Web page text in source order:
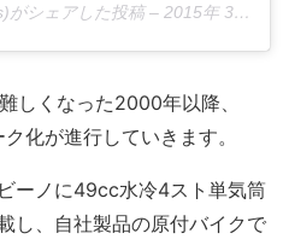
がシェアした投稿 – 2015年 3月月20日午前4時13分PDT
しくなった2000年以降、
化が進行していきます。
ーノに49cc水冷4スト単気筒
し、自社製品の原付バイクで